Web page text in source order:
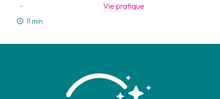
- Vie pratique
11 min